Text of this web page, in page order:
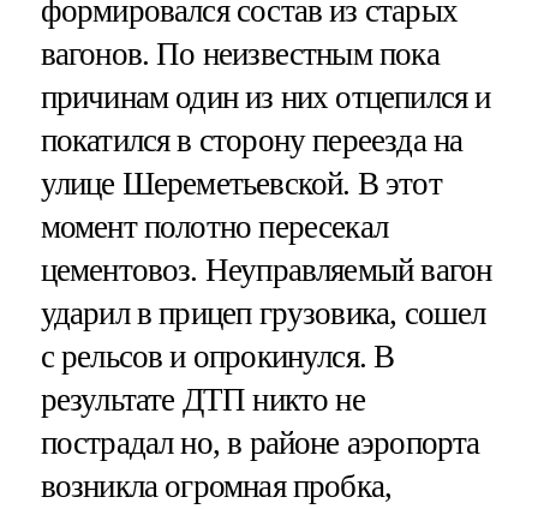
формировался состав из старых
вагонов. По неизвестным пока
причинам один из них отцепился и
покатился в сторону переезда на
улице Шереметьевской. В этот
момент полотно пересекал
цементовоз. Неуправляемый вагон
ударил в прицеп грузовика, сошел
с рельсов и опрокинулся. В
результате ДТП никто не
пострадал но, в районе аэропорта
возникла огромная пробка,